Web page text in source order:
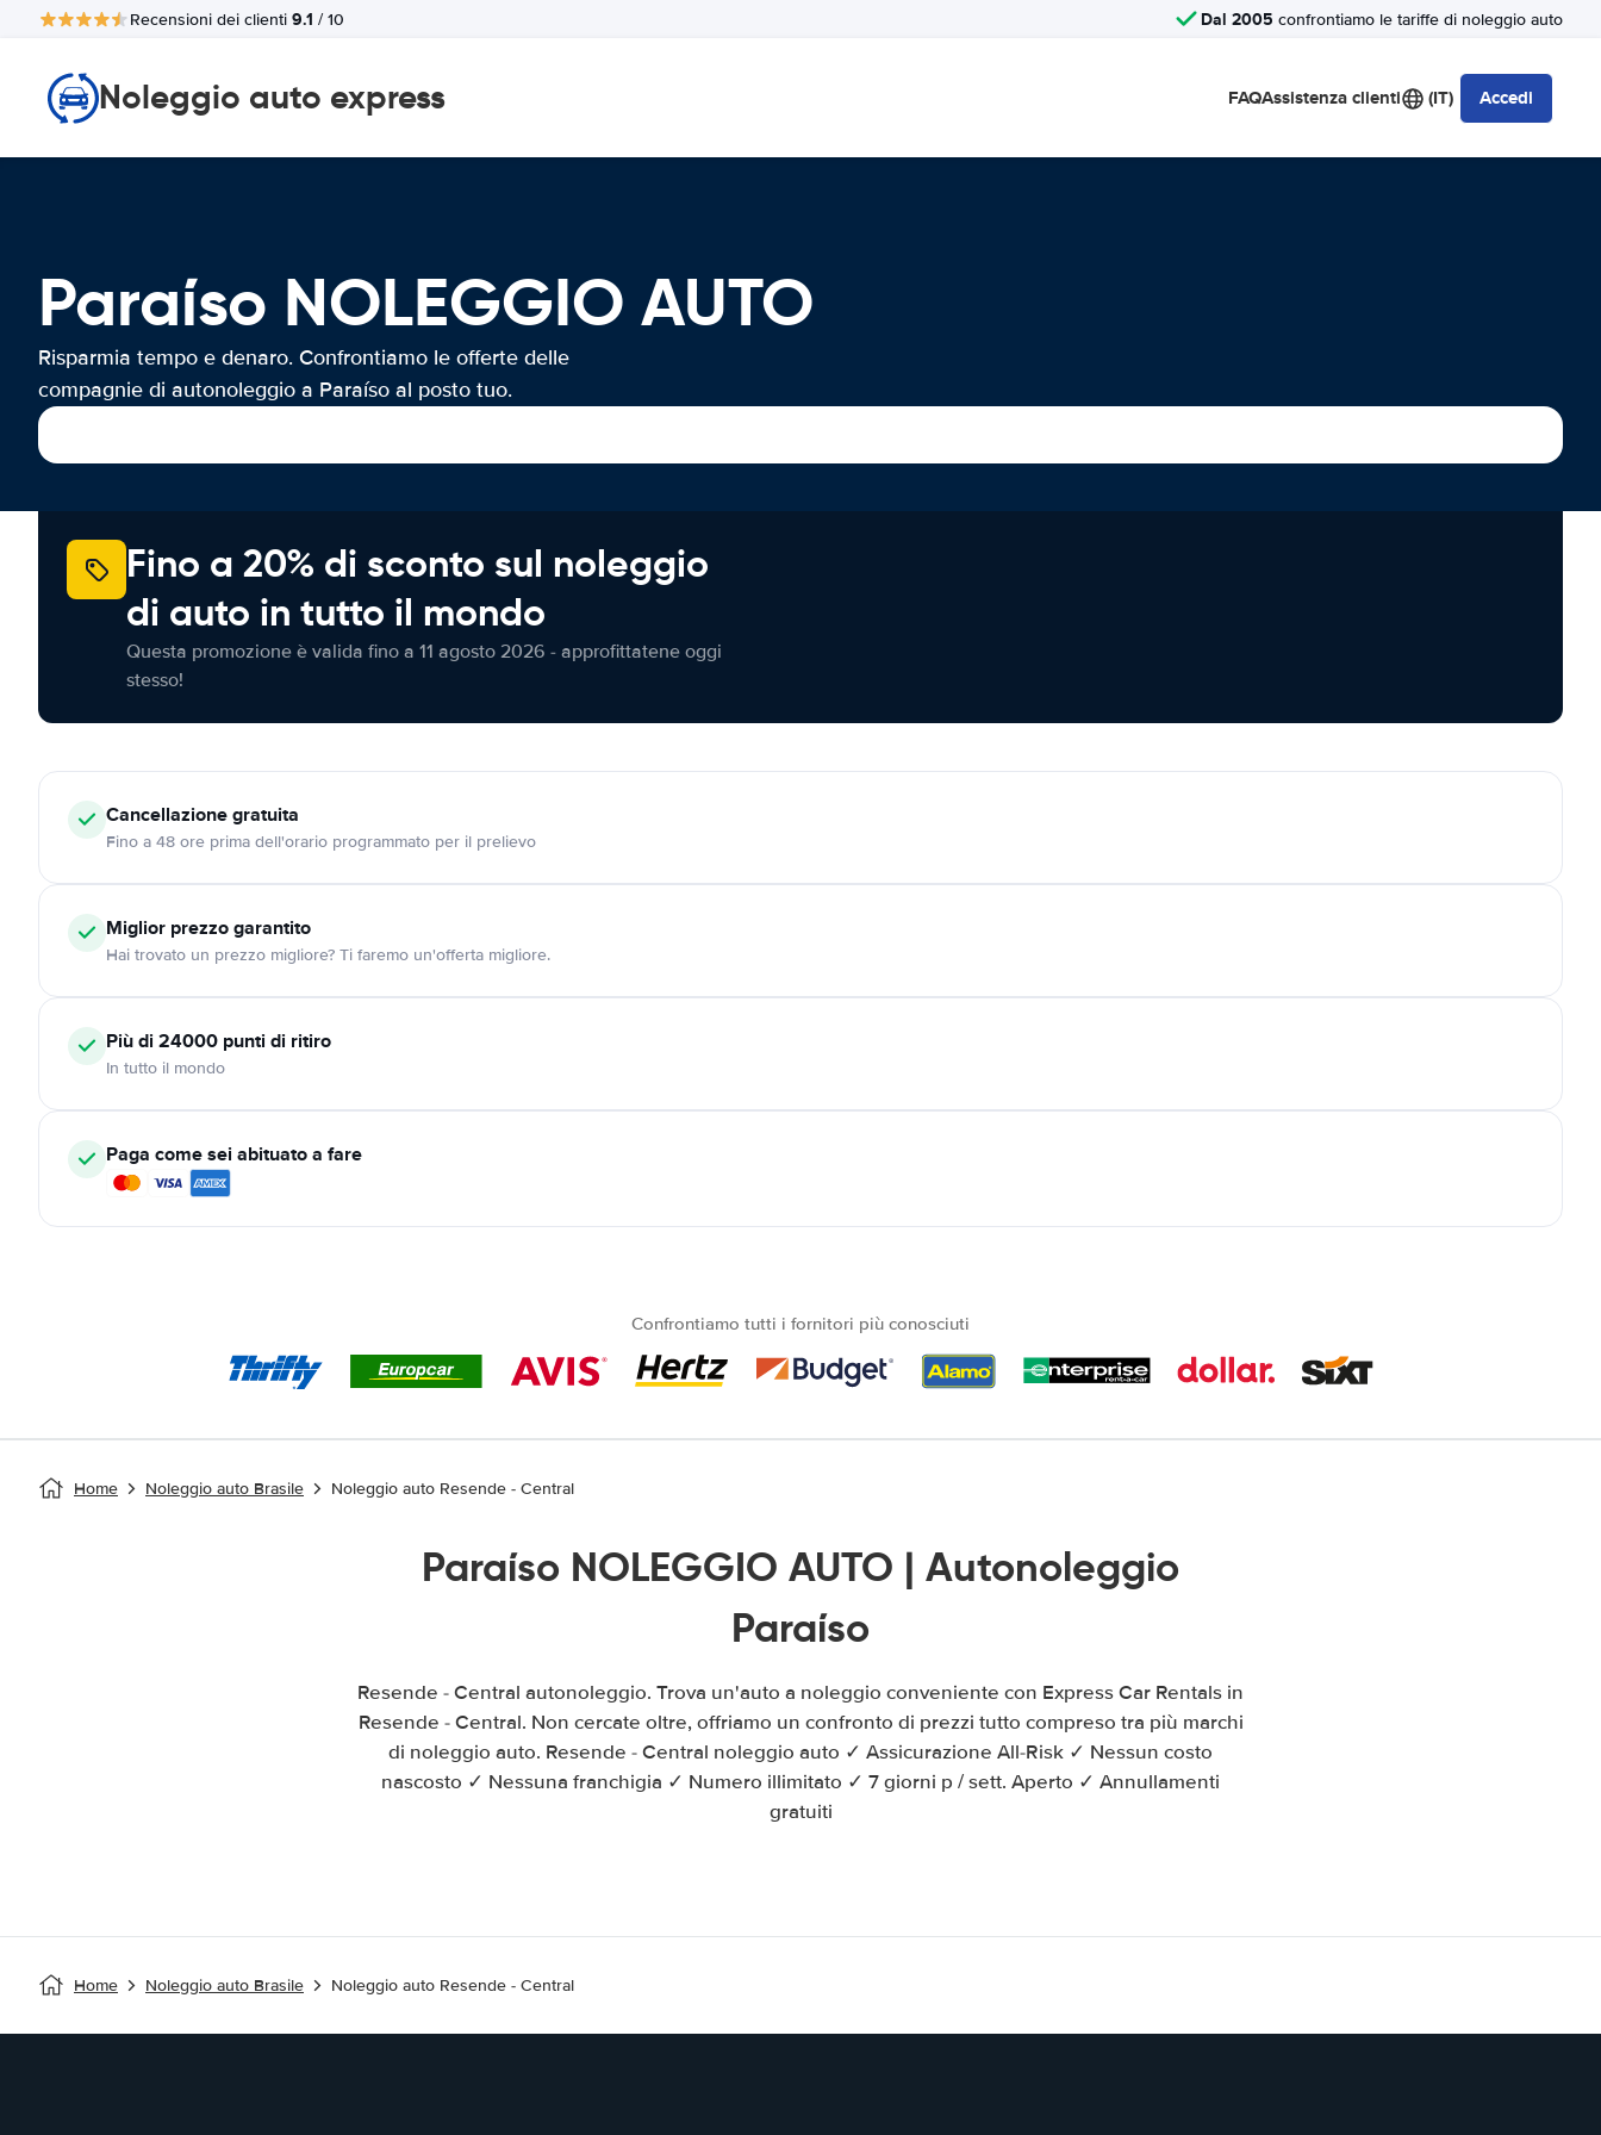
Recensioni dei clienti 9.1 / 10 Dal 2005 confrontiamo le tariffe di noleggio auto
Noleggio auto express FAQAssistenza clienti (IT) Accedi
Paraíso NOLEGGIO AUTO
Risparmia tempo e denaro. Confrontiamo le offerte delle
compagnie di autonoleggio a Paraíso al posto tuo.
Fino a 20% di sconto sul noleggio
di auto in tutto il mondo
Questa promozione è valida fino a 11 agosto 2026 - approfittatene oggi
stesso!
Cancellazionegratuita
Fino a 48 ore prima dell'orario programmato per il prelievo
Miglior prezzo garantito
Hai trovato un prezzo migliore? Ti faremo un'offerta migliore.
Più di 24000 punti di ritiro
In tutto il mondo
Paga come sei abituato a fare
Confrontiamo tutti i fornitori più conosciuti
Home Noleggio auto Brasile Noleggio auto Resende - Central
Paraíso NOLEGGIO AUTO | Autonoleggio
Paraíso
Resende - Central autonoleggio. Trova un'auto a noleggio conveniente con Express Car Rentals in
Resende - Central. Non cercate oltre, offriamo un confronto di prezzi tutto compreso tra più marchi
di noleggio auto. Resende - Central noleggio auto ✓ Assicurazione All-Risk ✓ Nessun costo
nascosto ✓ Nessuna franchigia ✓ Numero illimitato ✓ 7 giorni p / sett. Aperto ✓ Annullamenti
gratuiti
Home Noleggio auto Brasile Noleggio auto Resende - Central